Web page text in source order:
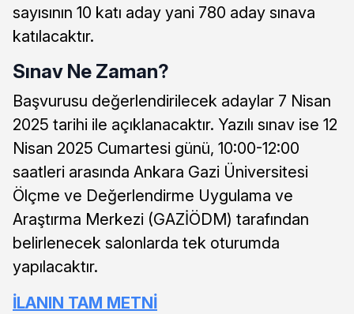
sayısının 10 katı aday yani 780 aday sınava
katılacaktır.
Sınav Ne Zaman?
Başvurusu değerlendirilecek adaylar 7 Nisan
2025 tarihi ile açıklanacaktır. Yazılı sınav ise 12
Nisan 2025 Cumartesi günü, 10:00-12:00
saatleri arasında Ankara Gazi Üniversitesi
Ölçme ve Değerlendirme Uygulama ve
Araştırma Merkezi (GAZİÖDM) tarafından
belirlenecek salonlarda tek oturumda
yapılacaktır.
İLANIN TAM METNİ